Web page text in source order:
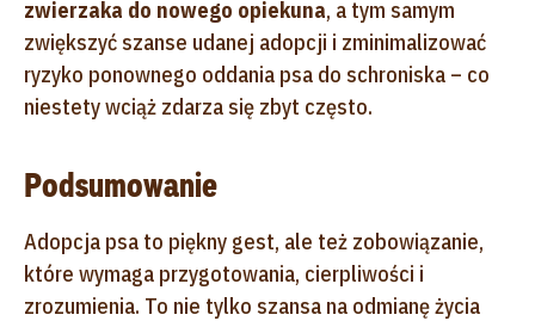
zwierzaka do nowego opiekuna, a tym samym
zwiększyć szanse udanej adopcji i zminimalizować
ryzyko ponownego oddania psa do schroniska – co
niestety wciąż zdarza się zbyt często.
Podsumowanie
Adopcja psa to piękny gest, ale też zobowiązanie,
które wymaga przygotowania, cierpliwości i
zrozumienia. To nie tylko szansa na odmianę życia